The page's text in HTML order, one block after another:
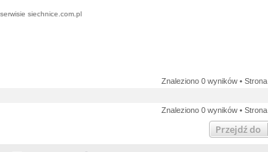
siechnice.com.pl
Znaleziono 0 wyników • Strona
Znaleziono 0 wyników • Strona
Przejdź do